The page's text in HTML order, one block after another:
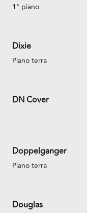
1° piano
Dixie
Piano terra
DN Cover
Doppelganger
Piano terra
Douglas